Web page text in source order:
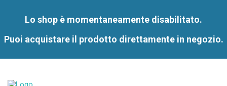
Lo shop è momentaneamente disabilitato.
Puoi acquistare il prodotto direttamente in negozio.